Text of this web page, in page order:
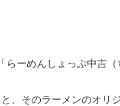
ーめんしょっぷ中吉（
、そのラーメンのオリ